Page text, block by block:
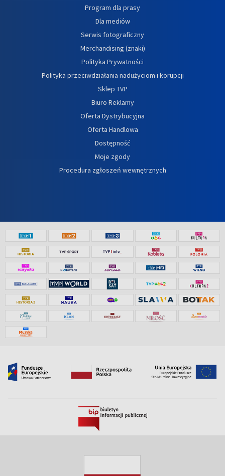
Program dla prasy
Dla mediów
Serwis fotograficzny
Merchandising (znaki)
Polityka Prywatności
Polityka przeciwdziałania nadużyciom i korupcji
Sklep TVP
Biuro Reklamy
Oferta Dystrybucyjna
Oferta Handlowa
Dostępność
Moje zgody
Procedura zgłoszeń wewnętrznych